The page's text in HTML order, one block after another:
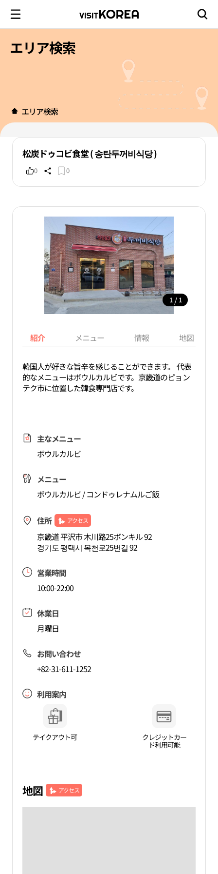
エリア検索
エリア検索
松炭ドゥコビ食堂 ( 송탄두꺼비식당 )
0 0
1 / 1
紹介 メニュー 情報 地図
韓国人が好きな旨辛を感じることができます。 代表
的なメニューはボウルカルビです。京畿道のピョン
テク市に位置した韓食専門店です。
主なメニュー
ボウルカルビ
メニュー
ボウルカルビ / コンドゥレナムルご飯
住所 アクセス
京畿道 平沢市 木川路25ボンキル 92
경기도 평택시 목천로25번길 92
営業時間
10:00-22:00
休業日
月曜日
お問い合わせ
+82-31-611-1252
利用案内
テイクアウト可
クレジットカー
ド利用可能
地図 アクセス